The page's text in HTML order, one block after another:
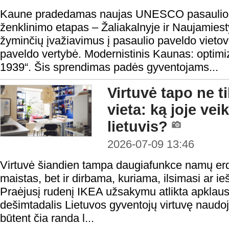
Kaune pradedamas naujas UNESCO
ženklinimo etapas – Žaliakalnyje ir
žyminčių įvažiavimus į pasaulio paveldo
paveldo vertybė. Modernistinis Kaunas:
1939“. Šis sprendimas padės gyventojams...
Virtuvė tapo ne
vieta: ką joje
lietuvis?
2026-07-09 13:46
Virtuvė šiandien tampa daugiafunkce namų
maistas, bet ir dirbama, kuriama, ilsimasi ar
Praėjusį rudenį IKEA užsakymu atlikta
dešimtadalis Lietuvos gyventojų virtuvę
būtent čia randa l...